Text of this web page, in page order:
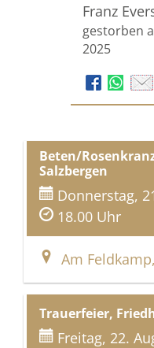
Franz
gestorben
2025
Beten/
Salzbergen
Donnerstag,
18.00 Uhr
Am
Trauerfeier,
Freitag, 22.